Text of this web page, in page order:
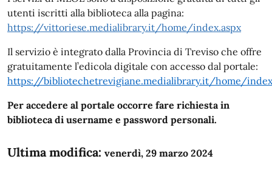
utenti iscritti alla biblioteca alla pagina:
https://vittoriese.medialibrary.it/home/index.aspx
Il servizio è integrato dalla Provincia di Treviso che offre
gratuitamente l’edicola digitale con accesso dal portale:
https://bibliotechetrevigiane.medialibrary.it/home/
Per accedere al portale occorre fare richiesta in
biblioteca di username e password personali.
Ultima modifica: venerdì, 29 marzo 2024